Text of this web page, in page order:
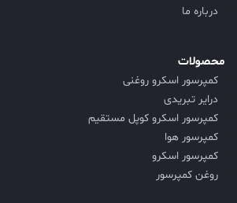
درباره ما
محصولات
کمپرسور اسکرو روغنی
درایر تبریدی
کمپرسور اسکرو کوپل مستقیم
کمپرسور هوا
کمپرسور اسکرو
روغن کمپرسور